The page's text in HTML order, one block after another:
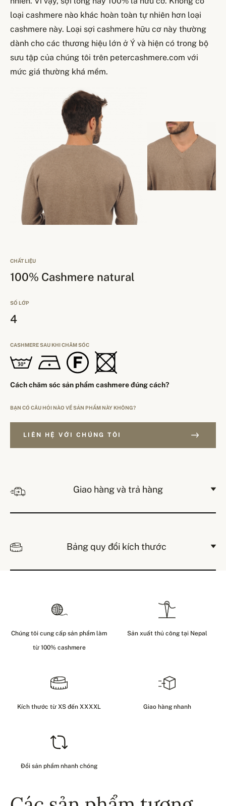
loại cashmere nào khác hoàn toàn tự nhiên hơn loại
cashmere này. Loại sợi cashmere hữu cơ này thường
dành cho các thương hiệu lớn ở Ý và hiện có trong bộ
sưu tập của chúng tôi trên petercashmere.com với
mức giá thường khá mềm.
CHẤT LIỆU
100% Cashmere natural
SỐ LỚP
4
CASHMERE SAU KHI CHĂM SÓC
Cách chăm sóc sản phẩm cashmere đúng cách?
BẠN CÓ CÂU HỎI NÀO VỀ SẢN PHẨM NÀY KHÔNG?
LIÊN HỆ VỚI CHÚNG TÔI
Giao hàng và trả hàng
Bảng quy đổi kích thước
Chúng tôi cung cấp sản phẩm làm
từ 100% cashmere
Sản xuất thủ công tại Nepal
Kích thước từ XS đến XXXXL Giao hàng nhanh
Đổi sản phẩm nhanh chóng